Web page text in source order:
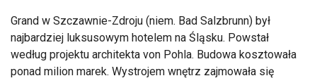
Grand w Szczawnie-Zdroju (niem. Bad Salzbrunn) był
najbardziej luksusowym hotelem na Śląsku. Powstał
według projektu architekta von Pohla. Budowa kosztowała
ponad milion marek. Wystrojem wnętrz zajmowała się